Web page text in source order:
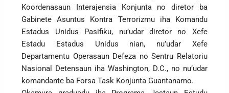
Koordenasaun Interajensia Konjunta no diretor ba
Gabinete Asuntus Kontra Terrorizmu iha Komandu
Estadus Unidus Pasifiku, nu’udar diretor no Xefe
Estadu Estadus Unidus nian, nu’udar Xefe
Departamentu Operasaun Defeza no Sentru Relatoriu
Nasional Detensaun iha Washington, D.C., no nu’udar
komandante ba Forsa Task Konjunta Guantanamo.